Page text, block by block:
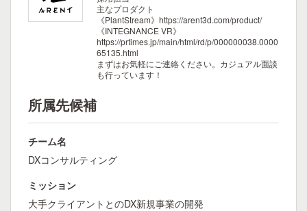
主なプロダクト
《PlantStream》https://arent3d.com/product/
《INTEGNANCE VR》
https://prtimes.jp/main/html/rd/p/000000038.0000
65135.html
まずはお気軽にご連絡ください。カジュアル面談
も行っています！
所属先候補
チーム名
DXコンサルティング
ミッション
大手クライアントとのDX新規事業の開発